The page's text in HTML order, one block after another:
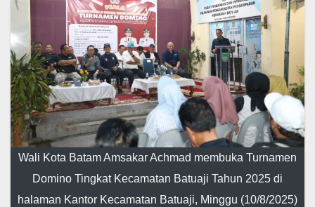
Wali Kota Batam Amsakar Achmad membuka Turnamen
Domino Tingkat Kecamatan Batuaji Tahun 2025 di
halaman Kantor Kecamatan Batuaji, Minggu (10/8/2025)